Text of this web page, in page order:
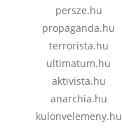
persze.hu
propaganda.hu
terrorista.hu
ultimatum.hu
aktivista.hu
anarchia.hu
kulonvelemeny.hu